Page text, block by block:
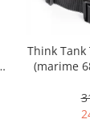
Think Tank
(marime